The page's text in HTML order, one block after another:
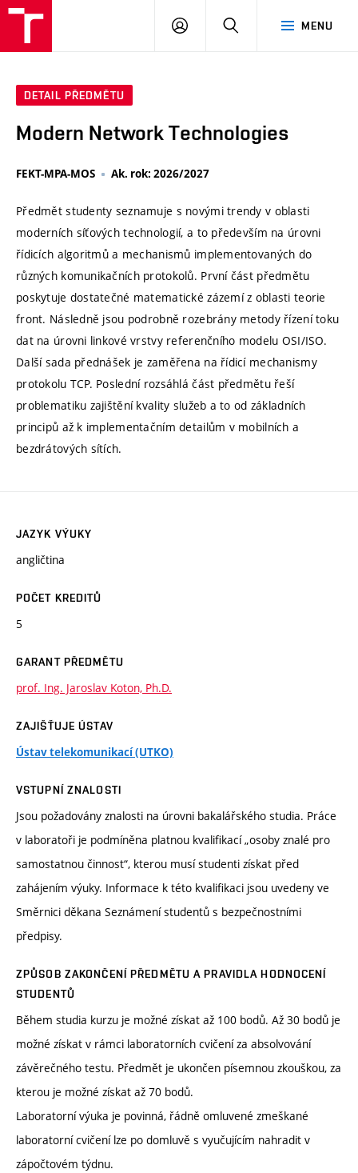
MENU
PŘIHLÁSIT
DETAIL PŘEDMĚTU
Modern Network Technologies
FEKT-MPA-MOS Ak. rok: 2026/2027
Předmět studenty seznamuje s novými trendy v oblasti
moderních síťových technologií, a to především na úrovni
řídicích algoritmů a mechanismů implementovaných do
různých komunikačních protokolů. První část předmětu
poskytuje dostatečné matematické zázemí z oblasti teorie
front. Následně jsou podrobně rozebrány metody řízení toku
dat na úrovni linkové vrstvy referenčního modelu OSI/ISO.
Další sada přednášek je zaměřena na řídicí mechanismy
protokolu TCP. Poslední rozsáhlá část předmětu řeší
problematiku zajištění kvality služeb a to od základních
principů až k implementačním detailům v mobilních a
bezdrátových sítích.
JAZYK VÝUKY
angličtina
POČET KREDITŮ
5
GARANT PŘEDMĚTU
prof. Ing. Jaroslav Koton, Ph.D.
ZAJIŠŤUJE ÚSTAV
Ústav telekomunikací (UTKO)
VSTUPNÍ ZNALOSTI
Jsou požadovány znalosti na úrovni bakalářského studia. Práce
v laboratoři je podmíněna platnou kvalifikací „osoby znalé pro
samostatnou činnost“, kterou musí studenti získat před
zahájením výuky. Informace k této kvalifikaci jsou uvedeny ve
Směrnici děkana Seznámení studentů s bezpečnostními
předpisy.
ZPŮSOB ZAKONČENÍ PŘEDMĚTU A PRAVIDLA HODNOCENÍ
STUDENTŮ
Během studia kurzu je možné získat až 100 bodů. Až 30 bodů je
možné získat v rámci laboratorních cvičení za absolvování
závěrečného testu. Předmět je ukončen písemnou zkouškou, za
kterou je možné získat až 70 bodů.
Laboratorní výuka je povinná, řádně omluvené zmeškané
laboratorní cvičení lze po domluvě s vyučujícím nahradit v
zápočtovém týdnu.